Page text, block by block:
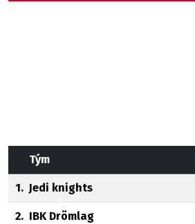
Tým
1. Jedi knights
2. IBK Drömlag